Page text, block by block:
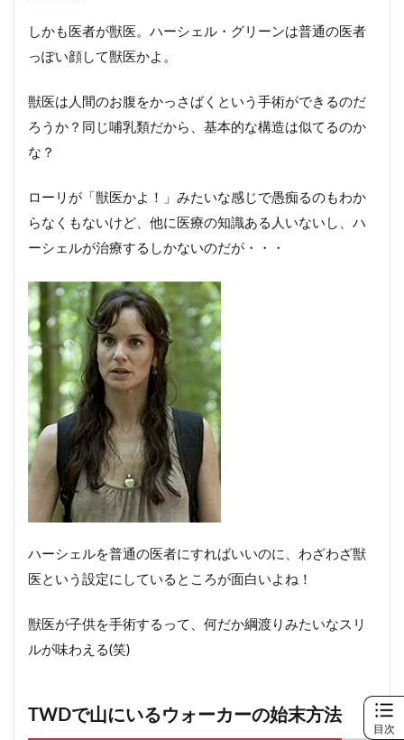
しかも医者が獣医。ハーシェル・グリーンは普通の医者
っぽい顔して獣医かよ。
獣医は人間のお腹をかっさばくという手術ができるのだ
ろうか？同じ哺乳類だから、基本的な構造は似てるのか
な？
ローリが「獣医かよ！」みたいな感じで愚痴るのもわか
らなくもないけど、他に医療の知識ある人いないし、ハ
ーシェルが治療するしかないのだが・・・
ハーシェルを普通の医者にすればいいのに、わざわざ獣
医という設定にしているところが面白いよね！
獣医が子供を手術するって、何だか綱渡りみたいなスリ
ルが味わえる(笑)
TWDで山にいるウォーカーの始末方法
目次